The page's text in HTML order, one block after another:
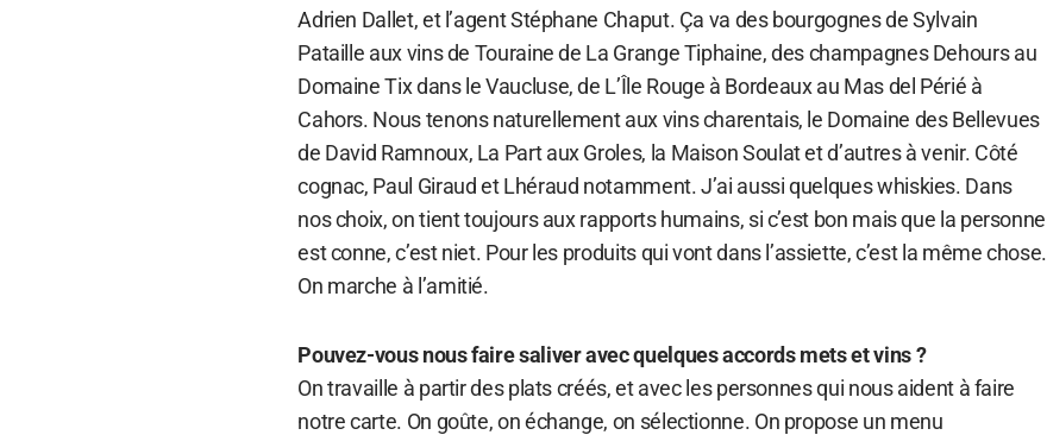
Adrien Dallet, et l’agent Stéphane Chaput. Ça va des bourgognes de Sylvain
Pataille aux vins de Touraine de La Grange Tiphaine, des champagnes Dehours au
Domaine Tix dans le Vaucluse, de L’Île Rouge à Bordeaux au Mas del Périé à
Cahors. Nous tenons naturellement aux vins charentais, le Domaine des Bellevues
de David Ramnoux, La Part aux Groles, la Maison Soulat et d’autres à venir. Côté
cognac, Paul Giraud et Lhéraud notamment. J’ai aussi quelques whiskies. Dans
nos choix, on tient toujours aux rapports humains, si c’est bon mais que la personne
est conne, c’est niet. Pour les produits qui vont dans l’assiette, c’est la même chose.
On marche à l’amitié.
Pouvez-vous nous faire saliver avec quelques accords mets et vins ?
On travaille à partir des plats créés, et avec les personnes qui nous aident à faire
notre carte. On goûte, on échange, on sélectionne. On propose un menu